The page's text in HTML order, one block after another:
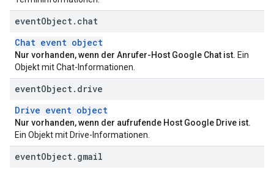
eventObject. chat
Chat event object
Nur vorhanden, wenn der Anrufer-Host Google Chat ist. Ein
Objekt mit Chat-Informationen.
eventObject. drive
Drive event object
Nur vorhanden, wenn der aufrufende Host Google Drive ist.
Ein Objekt mit Drive-Informationen.
eventObject. gmail